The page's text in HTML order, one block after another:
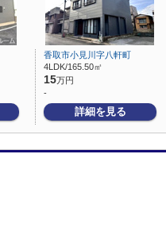
香取市小見川字八軒町
4LDK/165.50㎡
15万円
-
詳細を見る